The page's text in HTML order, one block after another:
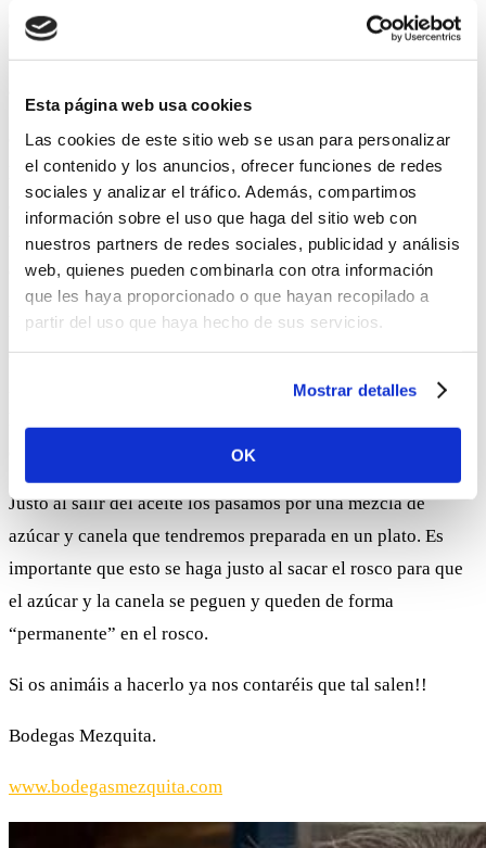
Esta página web usa cookies
Las cookies de este sitio web se usan para personalizar
el contenido y los anuncios, ofrecer funciones de redes
sociales y analizar el tráfico. Además, compartimos
información sobre el uso que haga del sitio web con
nuestros partners de redes sociales, publicidad y análisis
web, quienes pueden combinarla con otra información
que les haya proporcionado o que hayan recopilado a
partir del uso que haya hecho de sus servicios.
Mostrar detalles
OK
dejamos enfriar. Después mezclamos en un bol grande la tres
cuartas partes de la harina, el azúcar y la levadura, a lo que
Conforme gane consistencia iremos rectificando de harina
hasta conseguir que apenas se pegue, pasamos la masa a la
encimera de la cocina rociada con harina para seguir
trabajando la masa. Cuanto más la trabajemos más fina
quedará la masa.
Una vez la tengamos lista la dejaremos reposar mientras
calentamos el aceite para freír los roscos. Al tenerlo caliente
iremos haciendo bolas de masa que aplastaremos un poco y
Justo al salir del aceite los pasamos por una mezcla de
azúcar y canela que tendremos preparada en un plato. Es
importante que esto se haga justo al sacar el rosco para que
el azúcar y la canela se peguen y queden de forma
“permanente” en el rosco.
Si os animáis a hacerlo ya nos contaréis que tal salen!!
Bodegas Mezquita.
www.bodegasmezquita.com